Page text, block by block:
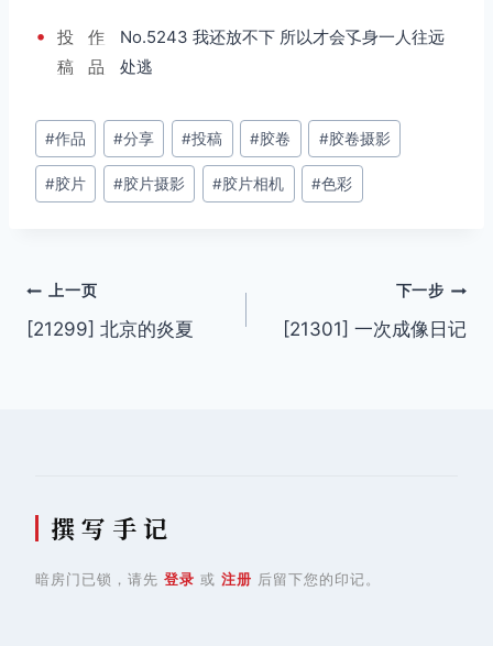
•
投
稿
作
品
No.5243 我还放不下 所以才会孓身一人往远
处逃
文
章
标
#作品 #分享 #投稿 #胶卷 #胶卷摄影
#胶片 #胶片摄影 #胶片相机 #色彩
文
章
上一页
[21299] 北京的炎夏
下一步
[21301] 一次成像日记
撰 写 手 记
暗房门已锁，请先 登录 或 注册 后留下您的印记。